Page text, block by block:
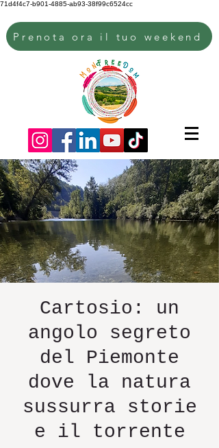
71d4f4c7-b901-4885-ab93-38f99c6524cc
Prenota ora il tuo weekend
Cartosio: un
angolo segreto
del Piemonte
dove la natura
sussurra storie
e il torrente